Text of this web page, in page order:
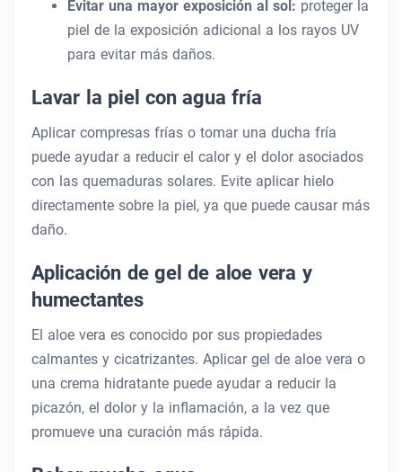
Evitar una mayor exposición al sol: proteger la
piel de la exposición adicional a los rayos UV
para evitar más daños.
Lavar la piel con agua fría
Aplicar compresas frías o tomar una ducha fría
puede ayudar a reducir el calor y el dolor asociados
con las quemaduras solares. Evite aplicar hielo
directamente sobre la piel, ya que puede causar más
daño.
Aplicación de gel de aloe vera y
humectantes
El aloe vera es conocido por sus propiedades
calmantes y cicatrizantes. Aplicar gel de aloe vera o
una crema hidratante puede ayudar a reducir la
picazón, el dolor y la inflamación, a la vez que
promueve una curación más rápida.